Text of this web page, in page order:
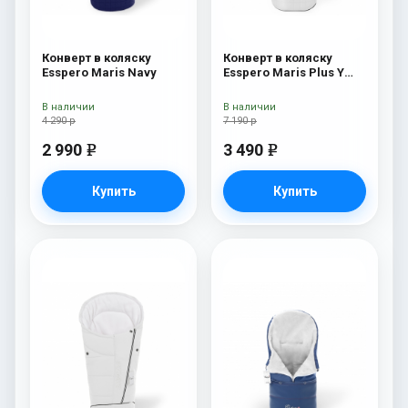
Конверт в коляску
Esspero Maris Navy
4 290 р
2 990 e
Купить
В наличии
Конверт в коляску
Esspero Maris Plus Y
мех) Milk
7 190 р
3 490 e
Купить
В наличии